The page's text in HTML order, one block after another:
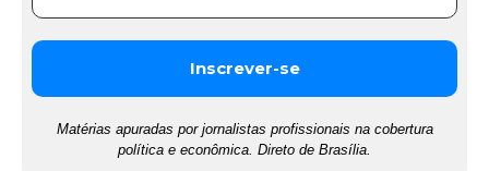
Matérias apuradas por jornalistas profissionais na cobertura
política e econômica. Direto de Brasília.